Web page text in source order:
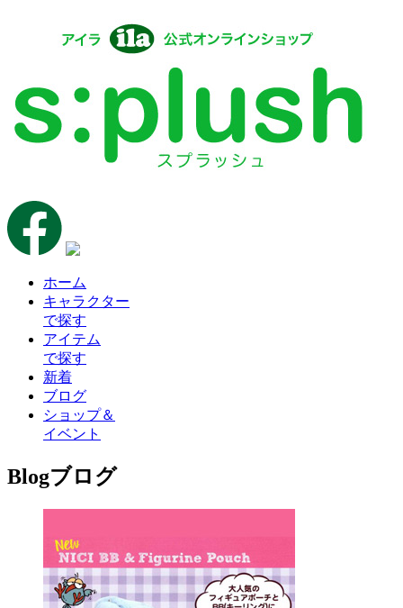
ホーム
キャラクター
で探す
アイテム
で探す
新着
ブログ
ショップ＆
イベント
Blogブログ